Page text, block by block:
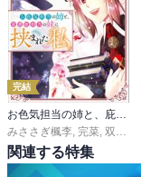
完結
お色気担当の姉と、庇護欲担当の妹に挟まれた私（コミック）
みささぎ楓李, 完菜, 双葉はづき
関連する特集